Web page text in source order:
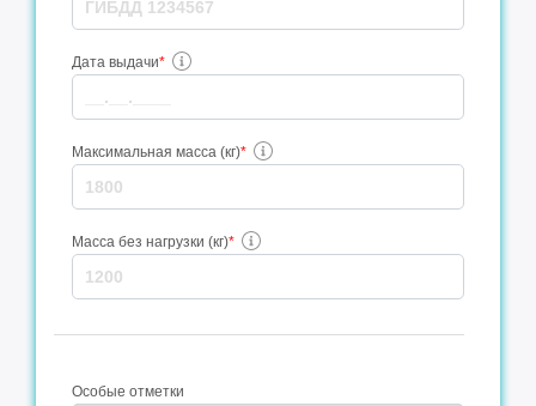
Дата выдачи*
Максимальная масса (кг)*
Масса без нагрузки (кг)*
Особые отметки